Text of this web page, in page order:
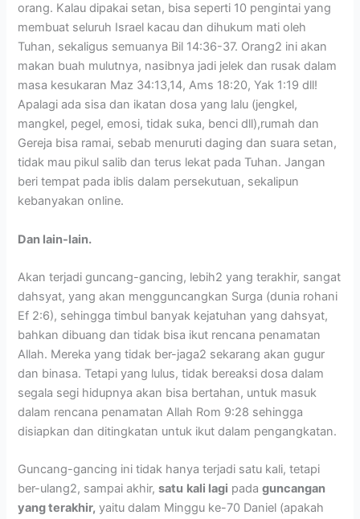
orang. Kalau dipakai setan, bisa seperti 10 pengintai yang
membuat seluruh Israel kacau dan dihukum mati oleh
Tuhan, sekaligus semuanya Bil 14:36-37. Orang2 ini akan
makan buah mulutnya, nasibnya jadi jelek dan rusak dalam
masa kesukaran Maz 34:13,14, Ams 18:20, Yak 1:19 dll!
Apalagi ada sisa dan ikatan dosa yang lalu (jengkel,
mangkel, pegel, emosi, tidak suka, benci dll),rumah dan
Gereja bisa ramai, sebab menuruti daging dan suara setan,
tidak mau pikul salib dan terus lekat pada Tuhan. Jangan
beri tempat pada iblis dalam persekutuan, sekalipun
kebanyakan online.
Dan lain-lain.
Akan terjadi guncang-gancing, lebih2 yang terakhir, sangat
dahsyat, yang akan mengguncangkan Surga (dunia rohani
Ef 2:6), sehingga timbul banyak kejatuhan yang dahsyat,
bahkan dibuang dan tidak bisa ikut rencana penamatan
Allah. Mereka yang tidak ber-jaga2 sekarang akan gugur
dan binasa. Tetapi yang lulus, tidak bereaksi dosa dalam
segala segi hidupnya akan bisa bertahan, untuk masuk
dalam rencana penamatan Allah Rom 9:28 sehingga
disiapkan dan ditingkatan untuk ikut dalam pengangkatan.
Guncang-gancing ini tidak hanya terjadi satu kali, tetapi
ber-ulang2, sampai akhir,satu kali lagi padaguncangan
yang terakhir, yaitu dalam Minggu ke-70 Daniel (apakah